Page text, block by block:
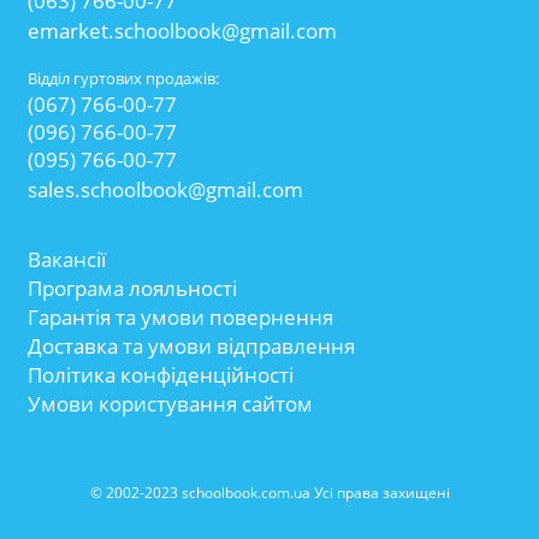
emarket.schoolbook@gmail.com
Відділ гуртових продажів:
(067) 766-00-77
(096) 766-00-77
(095) 766-00-77
sales.schoolbook@gmail.com
Вакансії
Програма лояльності
Гарантія та умови повернення
Доставка та умови відправлення
Політика конфіденційності
Умови користування сайтом
© 2002-2023 schoolbook.com.ua Усі права захищені